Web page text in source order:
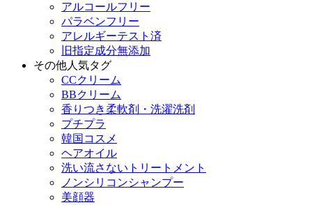
アルコールフリー
パラベンフリー
アレルギーテスト済
旧指定成分無添加
その他人気タグ
CCクリーム
BBクリーム
香りつき柔軟剤・洗濯洗剤
プチプラ
韓国コスメ
ヘアオイル
洗い流さないトリートメント
ノンシリコンシャンプー
美顔器